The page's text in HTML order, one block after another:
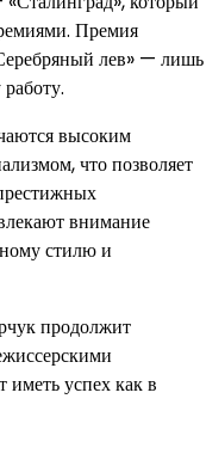
Премия
лев» — лишь
высоким
что позволяет
внимание
стилю и
продолжит
иметь успех как в